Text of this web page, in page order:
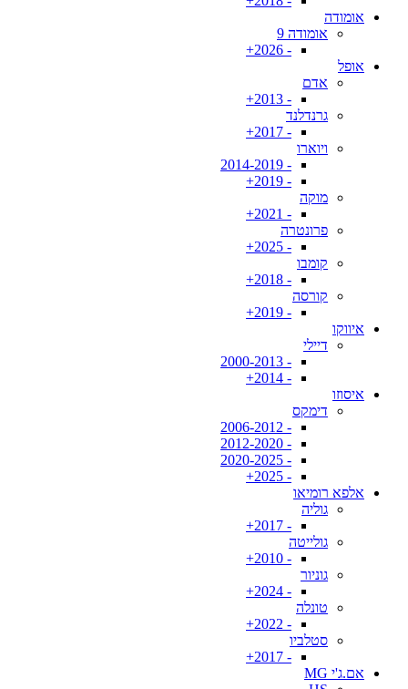
אומודה
אומודה 9
- 2026+
אופל
אדם
- 2013+
גרנדלנד
- 2017+
ויוארו
- 2014-2019
- 2019+
מוקה
- 2021+
פרונטרה
- 2025+
קומבו
- 2018+
קורסה
- 2019+
איווקו
דיילי
- 2000-2013
- 2014+
איסוזו
דימקס
- 2006-2012
- 2012-2020
- 2020-2025
- 2025+
אלפא רומיאו
גוליה
- 2017+
גולייטה
- 2010+
גוניור
- 2024+
טונלה
- 2022+
סטלביו
- 2017+
אם.ג'י MG